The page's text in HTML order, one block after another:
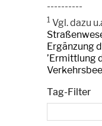
----------
1 Vgl. dazu
Ergänzung
’Ermittlung
Tag-Filter